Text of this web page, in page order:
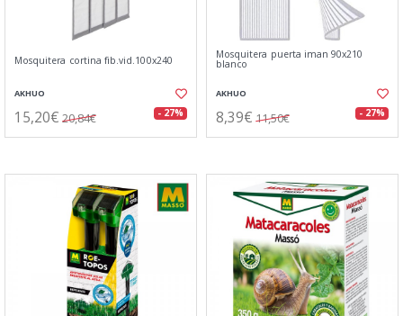
Mosquitera cortina fib.vid.100x240
AKHUO
15,20€ 20,84€ - 27%
Mosquitera puerta iman 90x210
blanco
AKHUO
8,39€ 11,50€ - 27%